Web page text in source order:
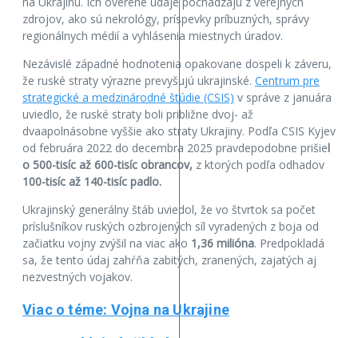
zdrojov, ako sú nekrológy, príspevky príbuzných, správy
regionálnych médií a vyhlásenia miestnych úradov.
Nezávislé západné hodnotenia opakovane dospeli k záveru,
že ruské straty výrazne prevyšujú ukrajinské. Centrum pre
strategické a medzinárodné štúdie (CSIS) v správe z januára
uviedlo, že ruské straty boli približne dvoj- až
dvaapolnásobne vyššie ako straty Ukrajiny. Podľa CSIS Kyjev
od februára 2022 do decembra 2025 pravdepodobne prišiel
o 500-tisíc až 600-tisíc obrancov, z ktorých podľa odhadov
100-tisíc až 140-tisíc padlo.
Ukrajinský generálny štáb uviedol, že vo štvrtok sa počet
príslušníkov ruských ozbrojených síl vyradených z boja od
začiatku vojny zvýšil na viac ako 1,36 milióna. Predpokladá
sa, že tento údaj zahŕňa zabitých, zranených, zajatých aj
nezvestných vojakov.
Viac o téme: Vojna na Ukrajine